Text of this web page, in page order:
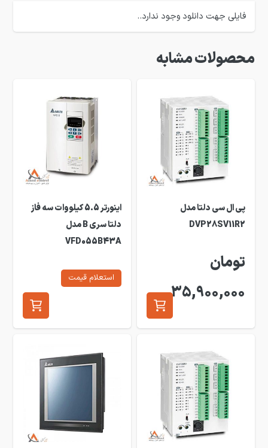
فایلی جهت دانلود وجود ندارد..
محصولات مشابه
پی ال سی دلتا مدل
DVP28SV11R2
تومان
35,900,000
اینورتر 5.5 کیلووات سه فاز
دلتا سری B مدل
VFD055B43A
استعلام قیمت